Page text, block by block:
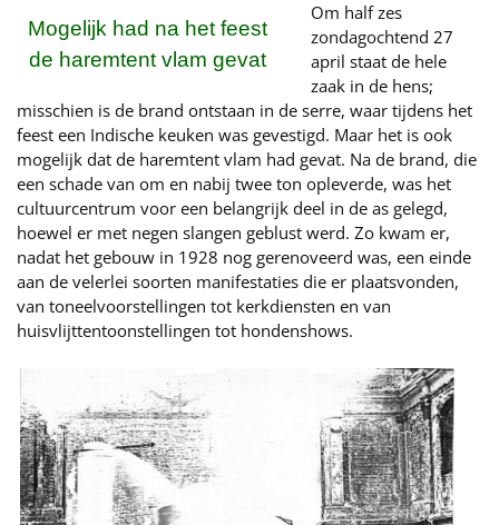
Mogelijk had na het feest
de haremtent vlam gevat
Om half zes
zondagochtend 27
april staat de hele
zaak in de hens;
misschien is de brand ontstaan in de serre, waar tijdens het
feest een Indische keuken was gevestigd. Maar het is ook
mogelijk dat de haremtent vlam had gevat. Na de brand, die
een schade van om en nabij twee ton opleverde, was het
cultuurcentrum voor een belangrijk deel in de as gelegd,
hoewel er met negen slangen geblust werd. Zo kwam er,
nadat het gebouw in 1928 nog gerenoveerd was, een einde
aan de velerlei soorten manifestaties die er plaatsvonden,
van toneelvoorstellingen tot kerkdiensten en van
huisvlijttentoonstellingen tot hondenshows.